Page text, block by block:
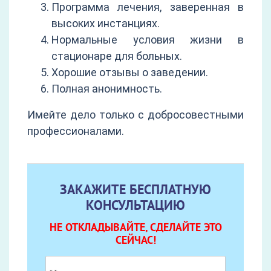
Программа лечения, заверенная в
высоких инстанциях.
Нормальные условия жизни в
стационаре для больных.
Хорошие отзывы о заведении.
Полная анонимность.
Имейте дело только с добросовестными
профессионалами.
ЗАКАЖИТЕ БЕСПЛАТНУЮ
КОНСУЛЬТАЦИЮ
НЕ ОТКЛАДЫВАЙТЕ, СДЕЛАЙТЕ ЭТО
СЕЙЧАС!